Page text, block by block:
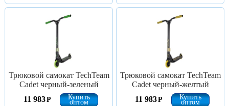
Трюковой самокат TechTeam
Cadet черный-зеленый
11 983Р Купить
оптом
Трюковой самокат TechTeam
Cadet черный-желтый
11 983Р Купить
оптом